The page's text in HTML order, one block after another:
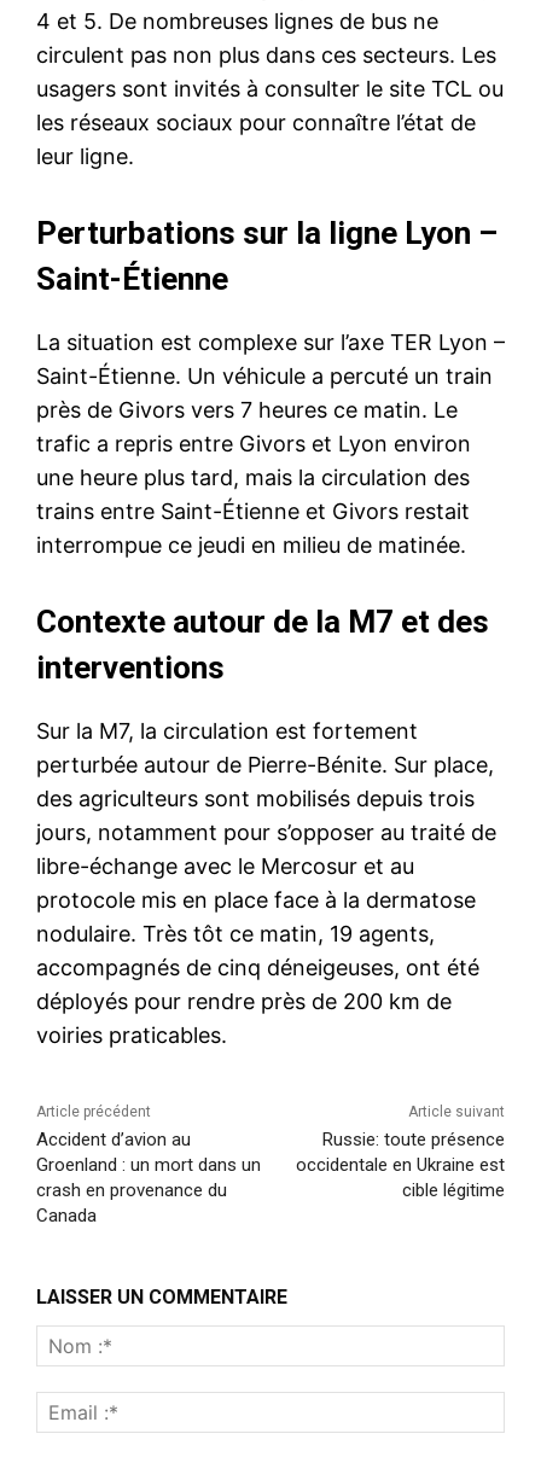
4 et 5. De nombreuses lignes de bus ne
circulent pas non plus dans ces secteurs. Les
usagers sont invités à consulter le site TCL ou
les réseaux sociaux pour connaître l’état de
leur ligne.
Perturbations sur la ligne Lyon –
Saint-Étienne
La situation est complexe sur l’axe TER Lyon –
Saint-Étienne. Un véhicule a percuté un train
près de Givors vers 7 heures ce matin. Le
trafic a repris entre Givors et Lyon environ
une heure plus tard, mais la circulation des
trains entre Saint-Étienne et Givors restait
interrompue ce jeudi en milieu de matinée.
Contexte autour de la M7 et des
interventions
Sur la M7, la circulation est fortement
perturbée autour de Pierre-Bénite. Sur place,
des agriculteurs sont mobilisés depuis trois
jours, notamment pour s’opposer au traité de
libre-échange avec le Mercosur et au
protocole mis en place face à la dermatose
nodulaire. Très tôt ce matin, 19 agents,
accompagnés de cinq déneigeuses, ont été
déployés pour rendre près de 200 km de
voiries praticables.
Article précédent
Accident d’avion au
Groenland : un mort dans un
crash en provenance du
Canada
Article suivant
Russie: toute présence
occidentale en Ukraine est
cible légitime
LAISSER UN COMMENTAIRE
:*
:*